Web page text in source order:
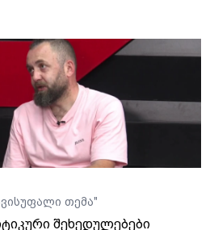
თემა"
შეხედულებები